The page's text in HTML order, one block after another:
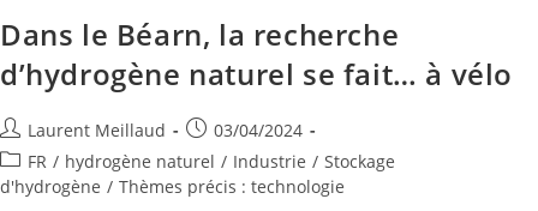
Dans le Béarn, la recherche
d’hydrogène naturel se fait… à vélo
Laurent Meillaud
03/04/2024
FR / hydrogène naturel / Industrie / Stockage
d'hydrogène / Thèmes précis : technologie